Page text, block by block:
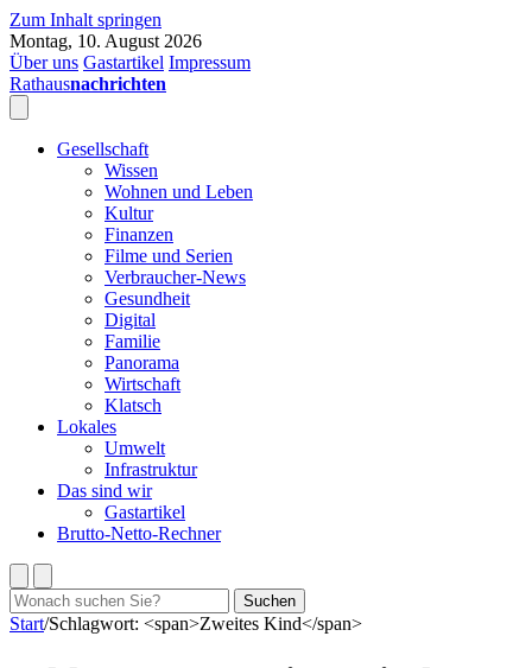
Zum Inhalt springen
Montag, 10. August 2026
Über uns Gastartikel Impressum
Rathausnachrichten
Gesellschaft
Wissen
Wohnen und Leben
Kultur
Finanzen
Filme und Serien
Verbraucher-News
Gesundheit
Digital
Familie
Panorama
Wirtschaft
Klatsch
Lokales
Umwelt
Infrastruktur
Das sind wir
Gastartikel
Brutto-Netto-Rechner
Suchen
nach:
Suchen
Start/Schlagwort: <span>Zweites Kind</span>